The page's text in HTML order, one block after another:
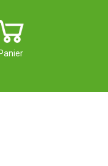
Panier